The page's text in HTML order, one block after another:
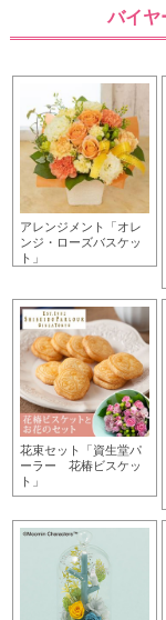
バイヤ
アレンジメント「オレ
ンジ・ローズバスケッ
ト」
花束セット「資生堂パ
ーラー 花椿ビスケッ
ト」